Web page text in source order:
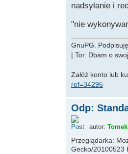
nadsyłanie i
"nie
GnuPG.
| Tor. Dbam o
Załóż konto lub
ref=34295
Odp:
autor: Tomek
Przeglądarka:
Gecko/20100523